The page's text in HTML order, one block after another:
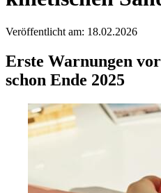
Veröffentlicht am: 18.02.2026
Erste Warnungen
schon Ende 2025